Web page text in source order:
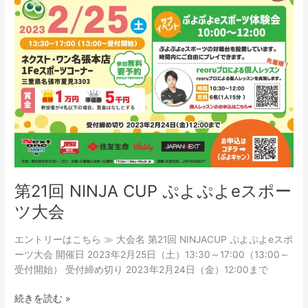
第21回 NINJA CUP ぷよぷよeスポー
ツ大会
エントリーはこちら ≫ 大会名 第21回 NINJACUP ぷよぷよeスポ
ーツ大会 開催日 2023年2月25日（土）13:30～17:00（13:00～
受付開始） 受付締め切り 2023年2月24日（金）12:00まで
会
続きを読む »